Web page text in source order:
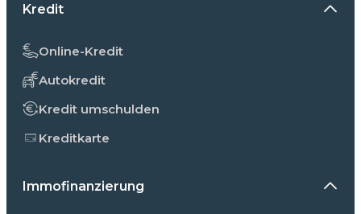
Kredit
Online-Kredit
Autokredit
Kredit umschulden
Kreditkarte
Immofinanzierung